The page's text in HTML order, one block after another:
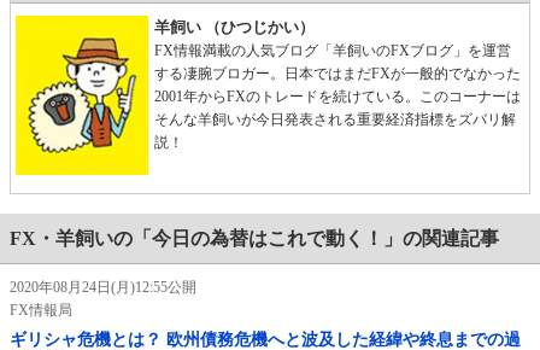
羊飼い （ひつじかい）
FX情報満載の人気ブログ「羊飼いのFXブログ」を運営
する凄腕ブロガー。日本ではまだFXが一般的でなかった
2001年からFXのトレードを続けている。このコーナーは
そんな羊飼いが今日発表される重要経済指標をズバリ解
説！
FX・羊飼いの「今日の為替はこれで動く！」の関連記事
2020年08月24日(月)12:55公開
FX情報局
ギリシャ危機とは？ 欧州債務危機へと波及した経緯や終息までの過